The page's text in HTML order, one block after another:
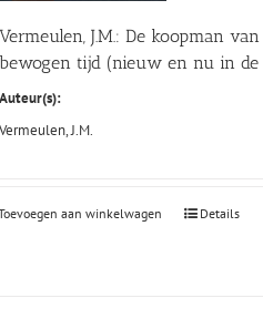
Vermeulen, J.M.: De koopman
bewogen tijd (nieuw en nu in de
Auteur(s):
Vermeulen, J.M.
aan winkelwagen Details